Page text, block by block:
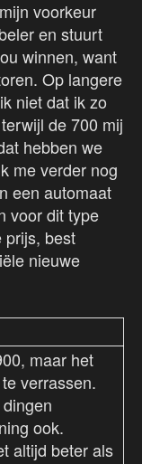
voorkeur
en stuurt
winnen, want
Op langere
niet dat ik zo
de 700 mij
hebben we
me verder nog
een automaat
voor dit type
prijs, best
nieuwe
maar het
verrassen.
ook.
altijd beter als